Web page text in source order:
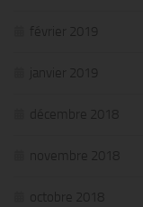
février 2019
janvier 2019
décembre 2018
novembre 2018
octobre 2018